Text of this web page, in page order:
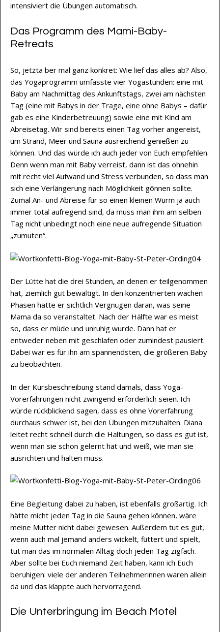
intensiviert die Übungen automatisch.
Das Programm des Mami-Baby-
Retreats
So, jetzta ber mal ganz konkret: Wie lief das alles ab? Also,
das Yogaprogramm umfasste vier Yogastunden: eine mit
Baby am Nachmittag des Ankunftstags, zwei am nächsten
Tag (eine mit Babys in der Trage, eine ohne Babys – dafür
gab es eine Kinderbetreuung) sowie eine mit Kind am
Abreisetag. Wir sind bereits einen Tag vorher angereist,
um Strand, Meer und Sauna ausreichend genießen zu
können. Und das würde ich auch jeder von Euch empfehlen.
Denn wenn man mit Baby verreist, dann ist das ohnehin
mit recht viel Aufwand und Stress verbunden, so dass man
sich eine Verlängerung nach Möglichkeit gönnen sollte.
Zumal An- und Abreise für so einen kleinen Wurm ja auch
immer total aufregend sind, da muss man ihm am selben
Tag nicht unbedingt noch eine neue aufregende Situation
„zumuten“.
Der Lütte hat die drei Stunden, an denen er teilgenommen
hat, ziemlich gut bewältigt. In den konzentrierten wachen
Phasen hatte er sichtlich Vergnügen daran, was seine
Mama da so veranstaltet. Nach der Hälfte war es meist
so, dass er müde und unruhig wurde. Dann hat er
entweder neben mit geschlafen oder zumindest pausiert.
Dabei war es für ihn am spannendsten, die größeren Baby
zu beobachten.
In der Kursbeschreibung stand damals, dass Yoga-
Vorerfahrungen nicht zwingend erforderlich seien. Ich
würde rückblickend sagen, dass es ohne Vorerfahrung
durchaus schwer ist, bei den Übungen mitzuhalten. Diana
leitet recht schnell durch die Haltungen, so dass es gut ist,
wenn man sie schon gelernt hat und weiß, wie man sie
ausrichten und halten muss.
Eine Begleitung dabei zu haben, ist ebenfalls großartig. Ich
hätte micht jeden Tag in die Sauna gehen können, wäre
meine Mutter nicht dabei gewesen. Außerdem tut es gut,
wenn auch mal jemand anders wickelt, füttert und spielt,
tut man das im normalen Alltag doch jeden Tag zigfach.
Aber sollte bei Euch niemand Zeit haben, kann ich Euch
beruhigen: viele der anderen Teilnehmerinnen waren allein
da und das klappte auch hervorragend.
Die Unterbringung im Beach Motel